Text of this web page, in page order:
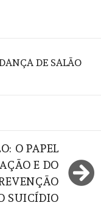
DE SALÃO
O PAPEL
E DO
SUICÍDIO